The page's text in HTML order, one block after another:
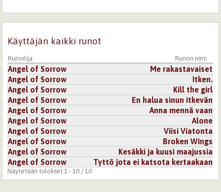
Käyttäjän kaikki runot
Runoilija Runon nimi
Angel of Sorrow
Me rakastavaiset
Angel of Sorrow
Itken.
Angel of Sorrow
Kill the girl
Angel of Sorrow
En halua sinun itkevän
Angel of Sorrow
Anna mennä vaan
Angel of Sorrow
Alone
Angel of Sorrow
Viisi Viatonta
Angel of Sorrow
Broken Wings
Angel of Sorrow
Kesäkki ja kuusi maajussia
Angel of Sorrow
Tyttö jota ei katsota kertaakaan
Näytetään tulokset 1 - 10 / 10